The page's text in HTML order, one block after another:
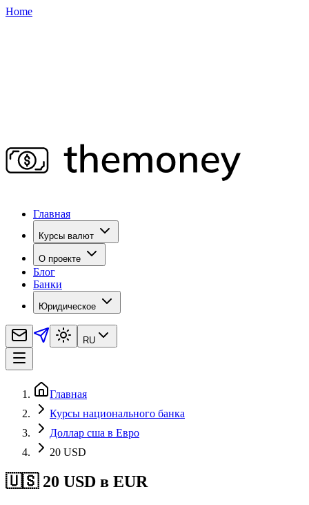
Home
Главная
Курсы валют
О проекте
Блог
Банки
Юридическое
RU
Главная
Курсы национального банка
Доллар сша в Евро
20 USD
🇺🇸 20 USD в EUR